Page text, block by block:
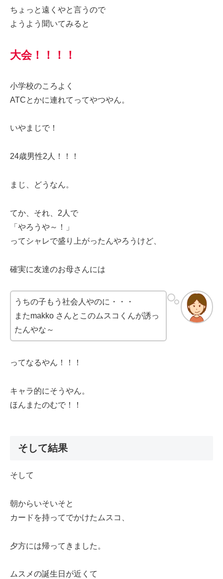
ちょっと遠くやと言うので
ようよう聞いてみると
大会！！！！
小学校のころよく
ATCとかに連れてってやつやん。
いやまじで！
24歳男性2人！！！
まじ、どうなん。
てか、それ、2人で
「やろうや～！」
ってシャレで盛り上がったんやろうけど、
確実に友達のお母さんには
うちの子もう社会人やのに・・・
またmakko さんとこのムスコくんが誘っ
たんやな～
ってなるやん！！！
キャラ的にそうやん。
ほんまたのむで！！
そして結果
そして
朝からいそいそと
カードを持ってでかけたムスコ、
夕方には帰ってきました。
ムスメの誕生日が近くて